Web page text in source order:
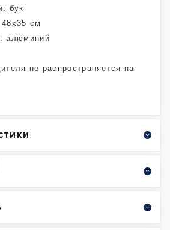
бук
см
алюминий
не распространяется на